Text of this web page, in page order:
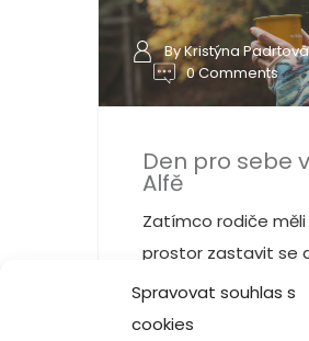
Spravovat souhlas s
cookies
By Kristýna Padrtová
0 Comments
Den pro sebe v
Alfě
Zatímco rodiče měli
prostor zastavit se
nabrat energii, jejich
si s asistenty užily